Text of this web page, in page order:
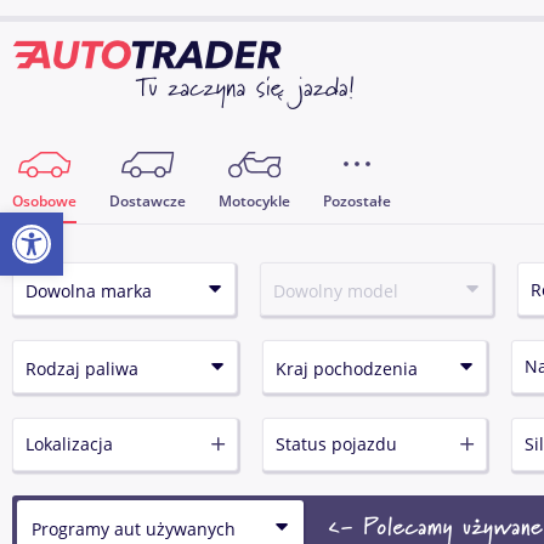
Osobowe Dostawcze Motocykle Pozostałe
Lokalizacja Status pojazdu
Otwórz pasek narzędzi